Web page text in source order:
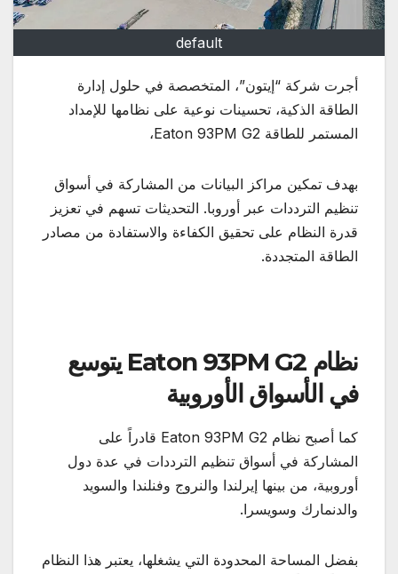
default
أجرت شركة “إيتون”، المتخصصة في حلول إدارة
الطاقة الذكية، تحسينات نوعية على نظامها للإمداد
المستمر للطاقة Eaton 93PM G2،
بهدف تمكين مراكز البيانات من المشاركة في أسواق
تنظيم الترددات عبر أوروبا. التحديثات تسهم في تعزيز
قدرة النظام على تحقيق الكفاءة والاستفادة من مصادر
الطاقة المتجددة.
نظام Eaton 93PM G2 يتوسع
في الأسواق الأوروبية
كما أصبح نظام Eaton 93PM G2 قادراً على
المشاركة في أسواق تنظيم الترددات في عدة دول
أوروبية، من بينها إيرلندا والنروج وفنلندا والسويد
والدنمارك وسويسرا.
بفضل المساحة المحدودة التي يشغلها، يعتبر هذا النظام